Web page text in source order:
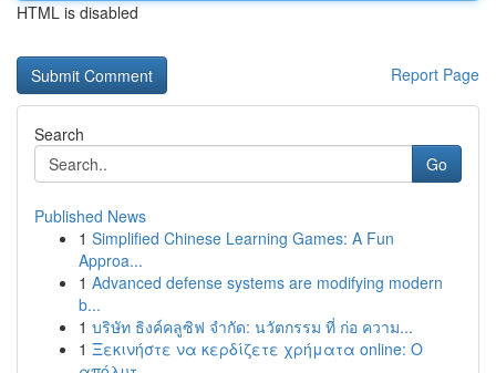
HTML is disabled
Report Page
Search
Go
Published News
1 Simplified Chinese Learning Games: A Fun
Approa...
1 Advanced defense systems are modifying modern
b...
1 บริษัท ธิงค์คลูซิฟ จำกัด: นวัตกรรม ที่ ก่อ ความ...
1 Ξεκινήστε να κερδίζετε χρήματα online: Ο